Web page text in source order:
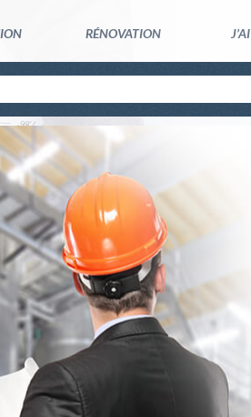
RÉNOVATION